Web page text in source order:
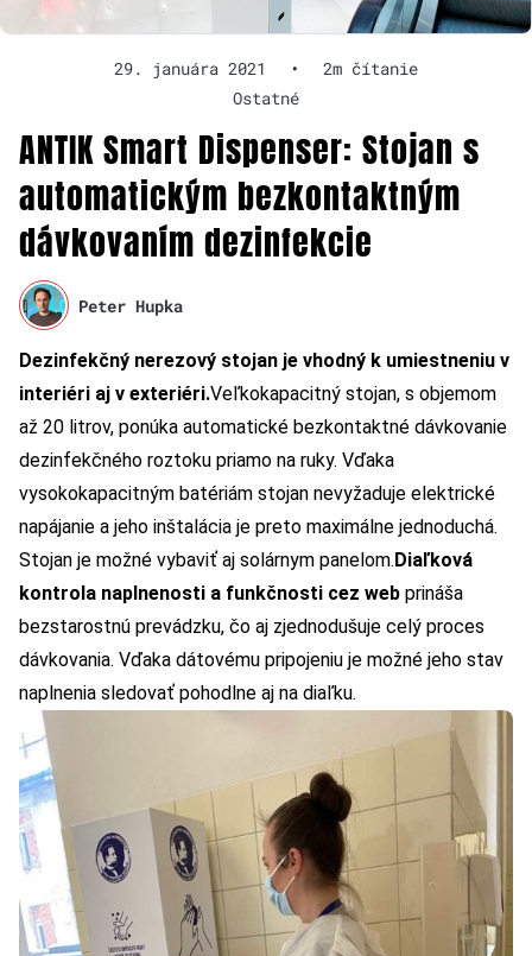
29. januára 2021 •
2m čítanie
Ostatné
ANTIK Smart Dispenser: Stojan s
automatickým bezkontaktným
dávkovaním dezinfekcie
Peter Hupka
Dezinfekčný nerezový stojan je vhodný k umiestneniu v
interiéri aj v exteriéri.Veľkokapacitný stojan, s objemom
až 20 litrov, ponúka automatické bezkontaktné dávkovanie
dezinfekčného roztoku priamo na ruky. Vďaka
vysokokapacitným batériám stojan nevyžaduje elektrické
napájanie a jeho inštalácia je preto maximálne jednoduchá.
Stojan je možné vybaviť aj solárnym panelom.Diaľková
kontrola naplnenosti a funkčnosti cez web prináša
bezstarostnú prevádzku, čo aj zjednodušuje celý proces
dávkovania. Vďaka dátovému pripojeniu je možné jeho stav
naplnenia sledovať pohodlne aj na diaľku.